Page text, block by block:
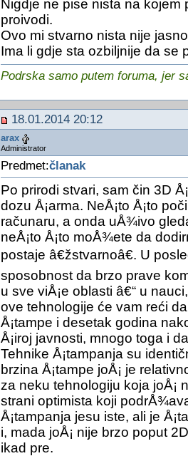
Nigdje ne pise nista na kojem
proivodi.
Ovo mi stvarno nista nije
Ima li gdje sta ozbiljnije da se
Podrska samo putem foruma, jer
18.01.2014 20:12
arax
Administrator
Predmet:članak
Po prirodi stvari, sam čin 3D
dozu Å¡arma. NeÅ¡to Å¡to
računaru, a onda uÅ¾ivo
neÅ¡to Å¡to moÅ¾ete da
postaje â€žstvarnoâ€. U
sposobnost da brzo prave
u sve viÅ¡e oblasti â€“ u
ove tehnologije će vam reći
Å¡tampe i desetak godina
Å¡iroj javnosti, mnogo toga i
Tehnike Å¡tampanja su
brzina Å¡tampe joÅ¡ je
za neku tehnologiju koja joÅ¡
strani optimista koji
Å¡tampanja jesu iste, ali je
i, mada joÅ¡ nije brzo poput
ikad pre.